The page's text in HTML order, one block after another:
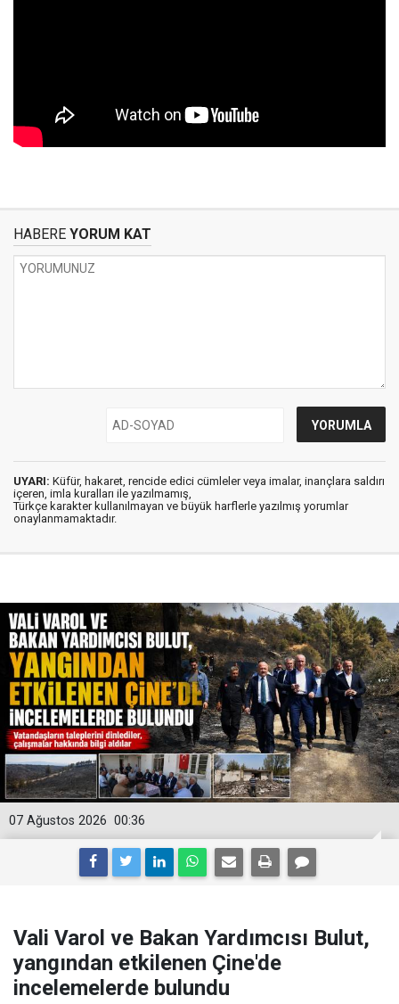
HABERE YORUM KAT
UYARI: Küfür, hakaret, rencide edici cümleler veya imalar, inançlara saldırı
içeren, imla kuralları ile yazılmamış,
Türkçe karakter kullanılmayan ve büyük harflerle yazılmış yorumlar
onaylanmamaktadır.
00:36
07 Ağustos 2026
Vali Varol ve Bakan Yardımcısı Bulut,
yangından etkilenen Çine'de
incelemelerde bulundu